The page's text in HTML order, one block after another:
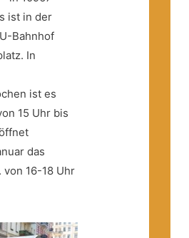
ist in der
Bahnhof
In
ist es
15 Uhr bis
das
von 16-18 Uhr